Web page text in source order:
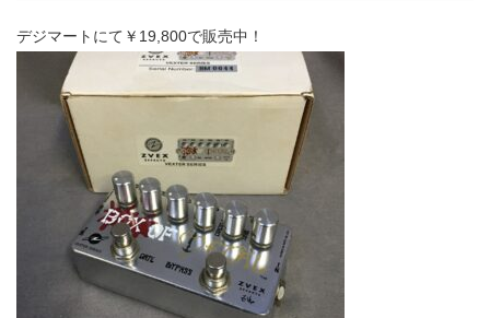
デジマートにて￥19,800で販売中！